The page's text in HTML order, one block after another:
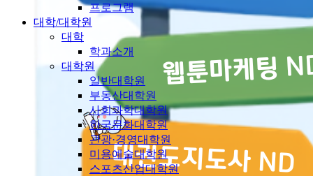
프로그램
대학/대학원
대학
학과소개
대학원
일반대학원
부동산대학원
사회과학대학원
한국문화대학원
관광·경영대학원
미용예술대학원
스포츠산업대학원